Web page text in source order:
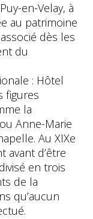
en-Velay, à
au patrimoine
dès les
du
: Hôtel
figures
la
Anne-Marie
Au XIXe
avant d’être
en trois
de la
qu’aucun